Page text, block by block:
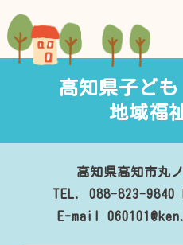
高知県子ど
地域福
高知県高知市丸
TEL. 088-823-9840
E-mail